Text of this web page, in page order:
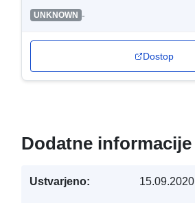
UNKNOWN -
Dostop
Dodatne informacije
Ustvarjeno: 15.09.2020